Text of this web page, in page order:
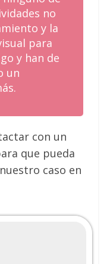
no
y la
para
y han de
un
con un
que pueda
caso en